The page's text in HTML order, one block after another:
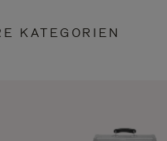
KATEGORIEN